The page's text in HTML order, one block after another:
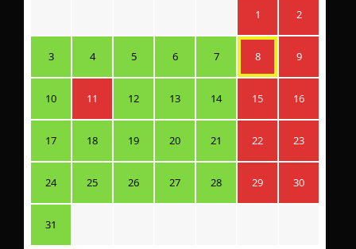
1 2
3 4 5 6 7 8 9
10 11 12 13 14 15 16
17 18 19 20 21 22 23
24 25 26 27 28 29 30
31